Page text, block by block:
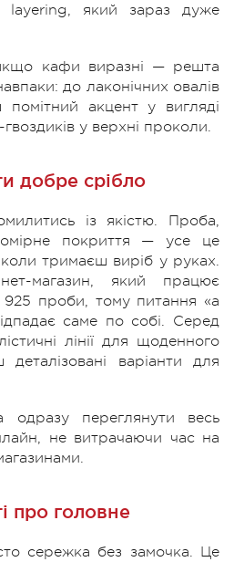
layering, який зараз дуже
кафи виразні — решта
до лаконічних овалів
акцент у вигляді
у верхні проколи.
добре срібло
із якістю. Проба,
покриття — усе це
коли тримаєш виріб у руках.
магазин, який працює
925 проби, тому питання «а
саме по собі. Серед
лінії для щоденного
варіанти для
переглянути весь
не витрачаючи час на
про головне
сережка без замочка. Це